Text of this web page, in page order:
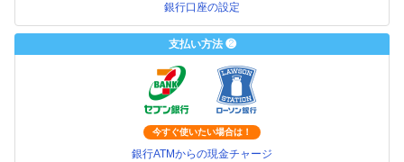
銀行口座の設定
支払い方法 ❷
今すぐ使いたい場合は！
銀行ATMからの現金チャージ